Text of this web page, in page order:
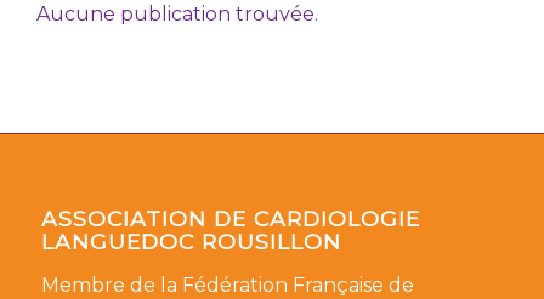
Aucune publication trouvée.
ASSOCIATION DE CARDIOLOGIE
LANGUEDOC ROUSILLON
Membre de la Fédération Française de